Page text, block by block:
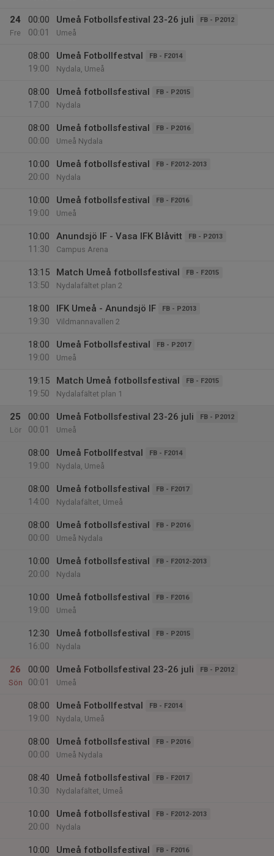
24
Fre
00:00
00:01
Umeå Fotbollsfestival 23-26 juli FB - P2012
Umeå
08:00
19:00
Umeå Fotbollfestval FB - F2014
Nydala, Umeå
08:00
17:00
Umeå fotbollsfestival FB - P2015
Nydala
08:00
00:00
Umeå fotbollsfestival FB - P2016
Umeå Nydala
10:00
20:00
Umeå fotbollsfestival FB - F2012-2013
Nydala
10:00
19:00
Umeå fotbollsfestival FB - F2016
Umeå
10:00
11:30
Anundsjö IF - Vasa IFK Blåvitt FB - P2013
Campus Arena
13:15
13:50
Match Umeå fotbollsfestival FB - F2015
Nydalafältet plan 2
18:00
19:30
IFK Umeå - Anundsjö IF FB - P2013
Vildmannavallen 2
18:00
19:00
Umeå Fotbollsfestival FB - P2017
Umeå
19:15
19:50
Match Umeå fotbollsfestival FB - F2015
Nydalafältet plan 1
25
Lör
00:00
00:01
Umeå Fotbollsfestival 23-26 juli FB - P2012
Umeå
08:00
19:00
Umeå Fotbollfestval FB - F2014
Nydala, Umeå
08:00
14:00
Umeå fotbollsfestival FB - F2017
Nydalafältet, Umeå
08:00
00:00
Umeå fotbollsfestival FB - P2016
Umeå Nydala
10:00
20:00
Umeå fotbollsfestival FB - F2012-2013
Nydala
10:00
19:00
Umeå fotbollsfestival FB - F2016
Umeå
12:30
16:00
Umeå fotbollsfestival FB - P2015
Nydala
26
Sön
00:00
00:01
Umeå Fotbollsfestival 23-26 juli FB - P2012
Umeå
08:00
19:00
Umeå Fotbollfestval FB - F2014
Nydala, Umeå
08:00
00:00
Umeå fotbollsfestival FB - P2016
Umeå Nydala
08:40
10:30
Umeå fotbollsfestival FB - F2017
Nydalafältet, Umeå
10:00
20:00
Umeå fotbollsfestival FB - F2012-2013
Nydala
10:00
Umeå fotbollsfestival FB - F2016